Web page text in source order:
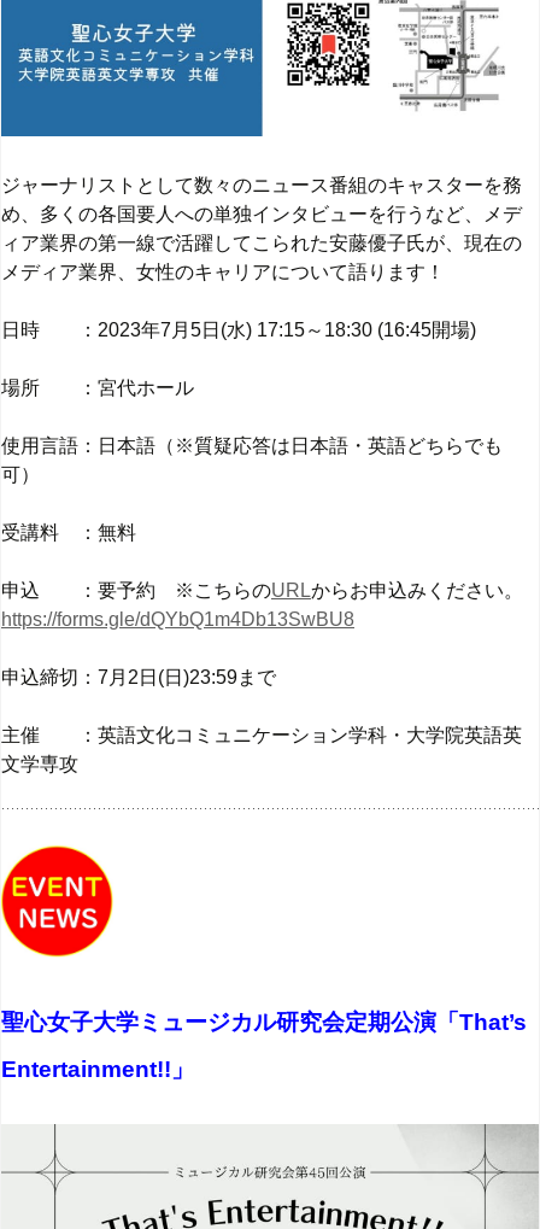
ジャーナリストとして数々のニュース番組のキャスターを務
め、多くの各国要人への単独インタビューを行うなど、メデ
ィア業界の第一線で活躍してこられた安藤優子氏が、現在の
メディア業界、女性のキャリアについて語ります！
日時 ：2023年7月5日(水) 17:15～18:30 (16:45開場)
場所 ：宮代ホール
使用言語：日本語（※質疑応答は日本語・英語どちらでも
可）
受講料 ：無料
申込 ：要予約 ※こちらのURLからお申込みください。
https://forms.gle/dQYbQ1m4Db13SwBU8
申込締切：7月2日(日)23:59まで
主催 ：英語文化コミュニケーション学科・大学院英語英
文学専攻
聖心女子大学ミュージカル研究会定期公演「That’s
Entertainment!!」